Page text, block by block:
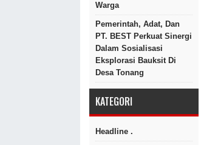
Warga
Pemerintah, Adat, Dan
PT. BEST Perkuat Sinergi
Dalam Sosialisasi
Eksplorasi Bauksit Di
Desa Tonang
KATEGORI
Headline .